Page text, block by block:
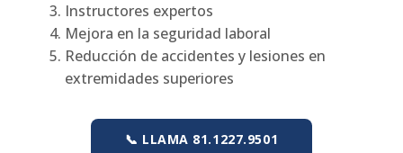
Instructores expertos
Mejora en la seguridad laboral
Reducción de accidentes y lesiones en
extremidades superiores
📞 LLAMA 81.1227.9501